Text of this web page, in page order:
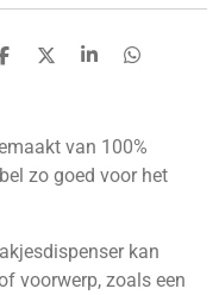
D
n
D
S
e
D
n
van 100%
zo goed voor het
kan
voorwerp, zoals een